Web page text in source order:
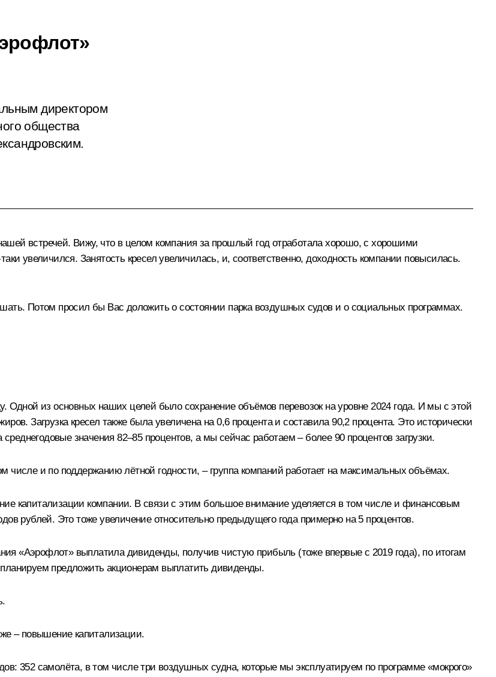
директором
общества
встречей. Вижу, что в целом компания за прошлый год отработала хорошо, с хорошими
увеличился. Занятость кресел увеличилась, и, соответственно, доходность компании повысилась.
Потом просил бы Вас доложить о состоянии парка воздушных судов и о социальных программах.
Одной из основных наших целей было сохранение объёмов перевозок на уровне 2024 года. И мы с этой
Загрузка кресел также была увеличена на 0,6 процента и составила 90,2 процента. Это исторически
значения 82–85 процентов, а мы сейчас работаем – более 90 процентов загрузки.
и по поддержанию лётной годности, – группа компаний работает на максимальных объёмах.
капитализации компании. В связи с этим большое внимание уделяется в том числе и финансовым
рублей. Это тоже увеличение относительно предыдущего года примерно на 5 процентов.
«Аэрофлот» выплатила дивиденды, получив чистую прибыль (тоже впервые с 2019 года), по итогам
предложить акционерам выплатить дивиденды.
– повышение капитализации.
352 самолёта, в том числе три воздушных судна, которые мы эксплуатируем по программе «мокрого»